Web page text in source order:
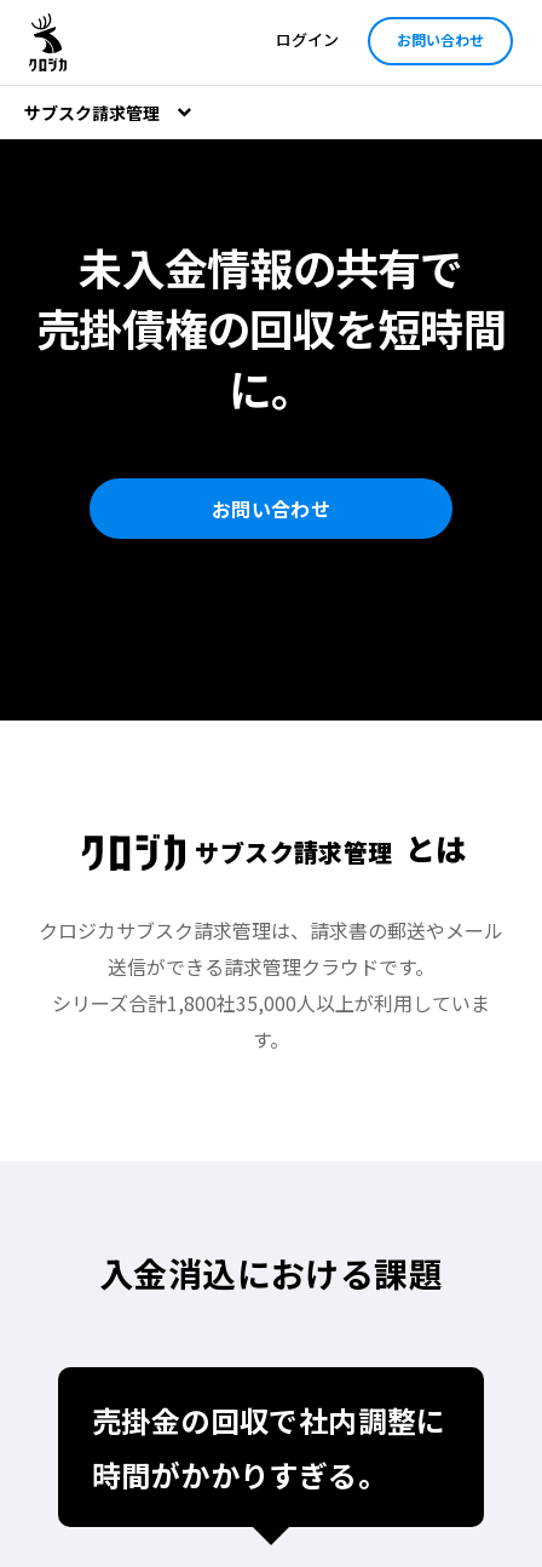
ログイン お問い合わせ
サブスク請求管理
未入金情報の共有で
売掛債権の回収を短時間
に。
お問い合わせ
サブスク請求管理 とは
クロジカサブスク請求管理は、請求書の郵送やメール
送信ができる請求管理クラウドです。
シリーズ合計1,800社35,000人以上が利用していま
す。
入金消込における課題
売掛金の回収で社内調整に
時間がかかりすぎる。